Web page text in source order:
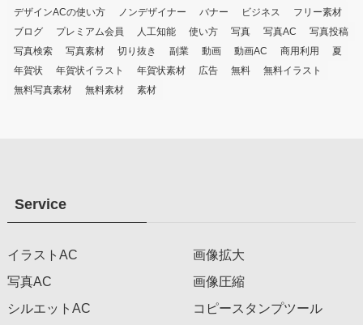
デザインACの使い方
ノンデザイナー バナー ビジネス
フリー素材
ブログ
プレミアム会員 人工知能 使い方 写真 写真AC
写真投稿
写真検索
写真素材 切り抜き 副業 動画 動画AC 商用利用
夏
年賀状
年賀状イラスト 年賀状素材 広告 無料
無料イラスト
無料写真素材
無料素材 素材
Service
イラストAC
写真AC
シルエットAC
画像拡大
画像圧縮
コピースタンプツール